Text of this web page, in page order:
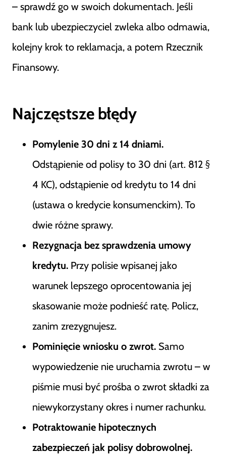
– sprawdź go w swoich dokumentach. Jeśli
bank lub ubezpieczyciel zwleka albo odmawia,
kolejny krok to reklamacja, a potem Rzecznik
Finansowy.
Najczęstsze błędy
Pomylenie 30 dni z 14 dniami.
Odstąpienie od polisy to 30 dni (art. 812 §
4 KC), odstąpienie od kredytu to 14 dni
(ustawa o kredycie konsumenckim). To
dwie różne sprawy.
Rezygnacja bez sprawdzenia umowy
kredytu. Przy polisie wpisanej jako
warunek lepszego oprocentowania jej
skasowanie może podnieść ratę. Policz,
zanim zrezygnujesz.
Pominięcie wniosku o zwrot. Samo
wypowiedzenie nie uruchamia zwrotu – w
piśmie musi być prośba o zwrot składki za
niewykorzystany okres i numer rachunku.
Potraktowanie hipotecznych
zabezpieczeń jak polisy dobrowolnej.